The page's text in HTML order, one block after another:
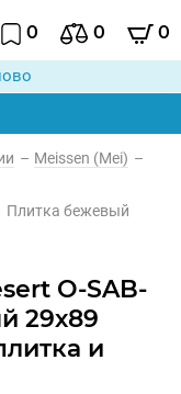
0 0 0
– Meissen (Mei) –
Плитка бежевый
O-SAB-
29х89
и